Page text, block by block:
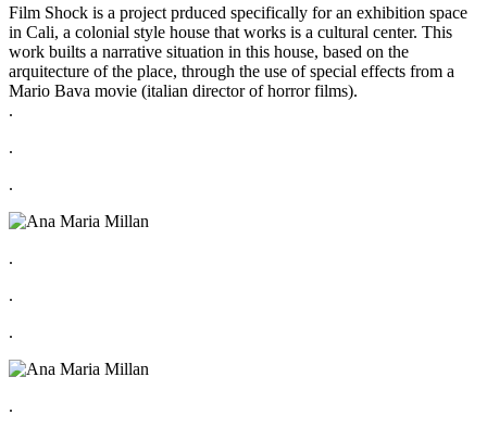
Film Shock is a project prduced specifically for an exhibition space
in Cali, a colonial style house that works is a cultural center. This
work builts a narrative situation in this house, based on the
arquitecture of the place, through the use of special effects from a
Mario Bava movie (italian director of horror films).
.
.
.
.
.
.
.